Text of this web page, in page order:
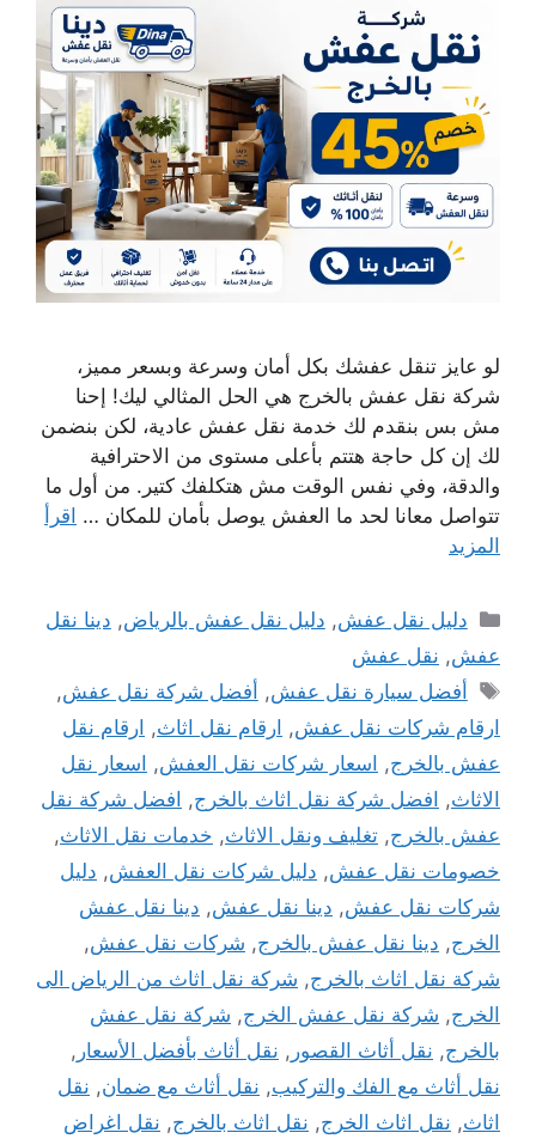
لو عايز تنقل عفشك بكل أمان وسرعة وبسعر مميز،
شركة نقل عفش بالخرج هي الحل المثالي ليك! إحنا
مش بس بنقدم لك خدمة نقل عفش عادية، لكن بنضمن
لك إن كل حاجة هتتم بأعلى مستوى من الاحترافية
والدقة، وفي نفس الوقت مش هتكلفك كتير. من أول ما
تتواصل معانا لحد ما العفش يوصل بأمان للمكان … اقرأ
المزيد
التصنيفات
دليل نقل عفش, دليل نقل عفش بالرياض, دينا نقل
عفش, نقل عفش
الوسوم
أفضل سيارة نقل عفش, أفضل شركة نقل عفش,
ارقام شركات نقل عفش, ارقام نقل اثاث, ارقام نقل
عفش بالخرج, اسعار شركات نقل العفش, اسعار نقل
الاثاث, افضل شركة نقل اثاث بالخرج, افضل شركة نقل
عفش بالخرج, تغليف ونقل الاثاث, خدمات نقل الاثاث,
خصومات نقل عفش, دليل شركات نقل العفش, دليل
شركات نقل عفش, دينا نقل عفش, دينا نقل عفش
الخرج, دينا نقل عفش بالخرج, شركات نقل عفش,
شركة نقل اثاث بالخرج, شركة نقل اثاث من الرياض الى
الخرج, شركة نقل عفش الخرج, شركة نقل عفش
بالخرج, نقل أثاث القصور , نقل أثاث بأفضل الأسعار ,
نقل أثاث مع الفك والتركيب, نقل أثاث مع ضمان, نقل
اثاث, نقل اثاث الخرج, نقل اثاث بالخرج, نقل اغراض